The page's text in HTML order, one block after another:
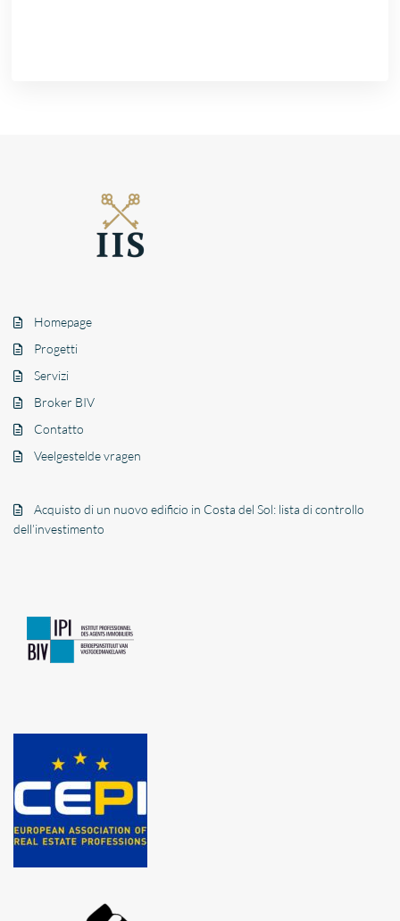
Homepage
Progetti
Servizi
Broker BIV
Contatto
Veelgestelde vragen
Acquisto di un nuovo edificio in Costa del Sol: lista di controllo
dell’investimento